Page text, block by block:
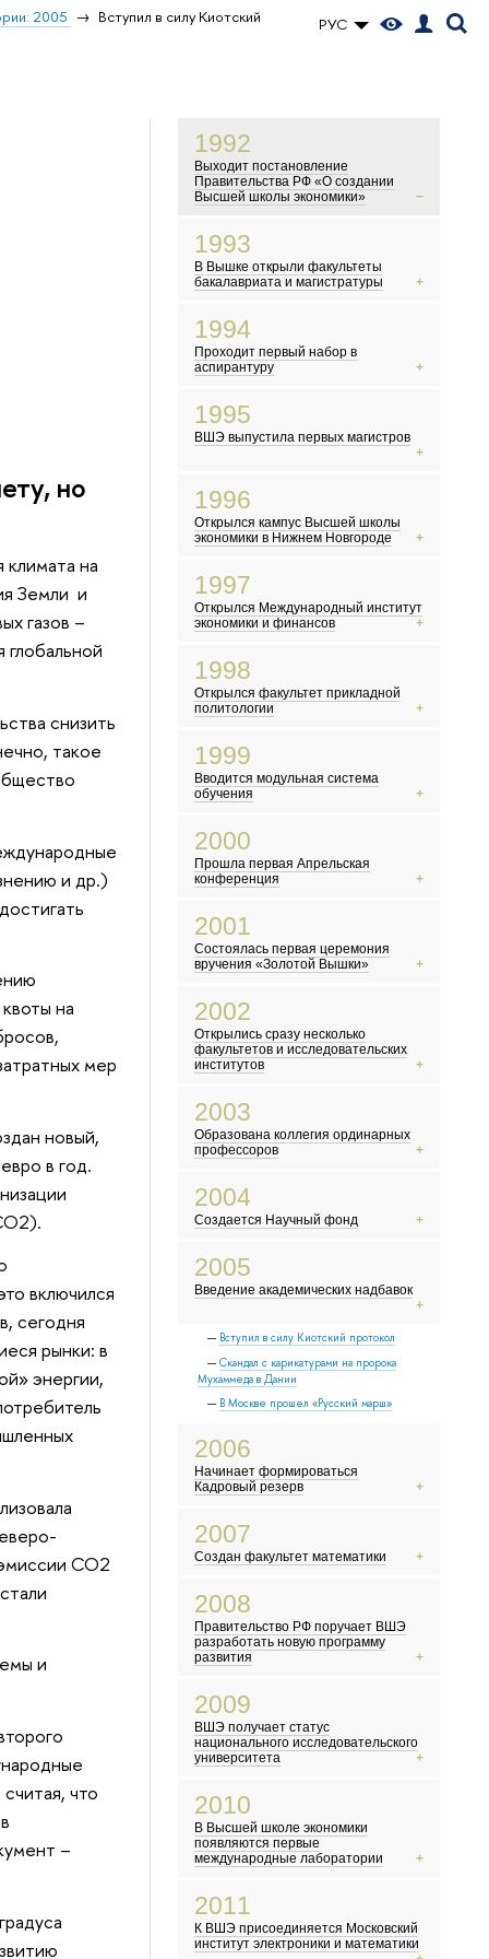
РУС
2005
Вступил в силу Киотский
1992
Выходит постановление
Правительства РФ «О создании
Высшей школы экономики»
экономические реформы
Показывают телесериал «Богатые
тоже плачут»
Лужков
1993
В Вышке открыли факультеты
бакалавриата и магистратуры
Первые выборы в Госдуму
Новые русские, челноки и
командировочные осваивают заграницу
1994
Проходит первый набор в
аспирантуру
дизайнеры
Начинается война в Чечне
МММ и другие финансовые пирамиды
1995
ВШЭ выпустила первых магистров
Утомленные солнцем» получает «Оскара»
В России делают по-настоящему
интересные рекламные ролики
токийском метро
1996
Открылся кампус Высшей школы
экономики в Нижнем Новгороде
выборах
В России появляется новый класс
сверхбогатых людей — олигархов
клонированное млекопитающее
1997
Открылся Международный институт
экономики и финансов
о себе
Выходит первая книга о Гарри
Поттере
1998
Открылся факультет прикладной
политологии
В США происходит попытка
импичмента президента Билла Клинтона
В России начинает работать MTV
1999
Вводится модульная система
обучения
Население Земли достигло 6
миллиардов
Борис Ельцин уходит в отставку
2000
Прошла первая Апрельская
конференция
герб и флаг
Жорес Алферов получает
Нобелевскую премию
2001
Состоялась первая церемония
вручения «Золотой Вышки»
Произошел крупнейший теракт в
США
Открылась «Википедия»
2002
Открылись сразу несколько
факультетов и исследовательских
институтов
центр на Дубровке
В Китае начинает распространяться
атипичная пневмония
СССР перепись населения
2003
Образована коллегия ординарных
профессоров
Маккартни
Российский математик Григорий
В России празднуют 300-летие Санкт-
Петербурга
2004
Создается Научный фонд
Беслане
Разрушительное цунами в Индийском
Марк Цукерберг и его друзья
основали Facebook
2005
Введение академических надбавок
Вступил в силу Киотский протокол
Скандал с карикатурами на пророка
Мухаммеда в Дании
В Москве прошел «Русский марш»
2006
Начинает формироваться
Кадровый резерв
испытание ядерного оружия
Плутон перестал считаться планетой
«Код да Винчи»
2007
Создан факультет математики
В России начали выплачивать
«материнский капитал»
Объединение Русской Православной
Церкви Заграницей и РПЦ
2008
Правительство РФ поручает ВШЭ
разработать новую программу
развития
Первый запуск Большого адронного
коллайдера
Сомалийские пираты заявляют о себе
2009
ВШЭ получает статус
национального исследовательского
университета
В Москве закрыли Черкизовский рынок
Конкурс «Евровидение» впервые
прошел в Москве
2010
В Высшей школе экономики
появляются первые
международные лаборатории
секретные документы
В России становится заметным
волонтерское движение
2011
К ВШЭ присоединяется Московский
институт электроники и математики
но
на
Земли и
газов –
снизить
такое
и др.)
на
мер
новый,
в год.
включился
сегодня
рынки: в
энергии,
СО2
и
что
–